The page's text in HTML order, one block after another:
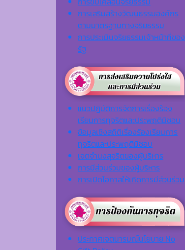
การเสริมสร้างวัฒนธรรมองค์กร
ตามมาตรฐานทางจริยธรรม
การประเมินจริยธรรมเจ้าหน้าที่ของ
รัฐ
แนวปฏิบัติการจัดการเรื่องร้อง
เรียนการทุจริตและประพฤติมิชอบ
ข้อมูลเชิงสถิติเรื่องร้องเรียนการ
ทุจริตและประพฤติมิชอบ
เจตจํานงสุจริตของผู้บริหาร
การมีส่วนร่วมของผู้บริหาร
การเปิดโอกาสให้เกิดการมีส่วนร่วม
ประกาศเจตนารมณ์นโยบาย No